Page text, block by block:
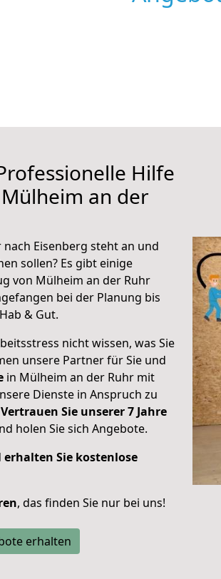
Hilfe
an der
Eisenberg steht an und
sollen? Es gibt einige
von Mülheim an der Ruhr
bei der Planung bis
& Gut.
nicht wissen, was Sie
unsere Partner für Sie und
in Mülheim an der Ruhr mit
Dienste in Anspruch zu
Vertrauen Sie unserer 7 Jahre
holen Sie sich Angebote.
erhalten Sie kostenlose
, das finden Sie nur bei uns!
erhalten